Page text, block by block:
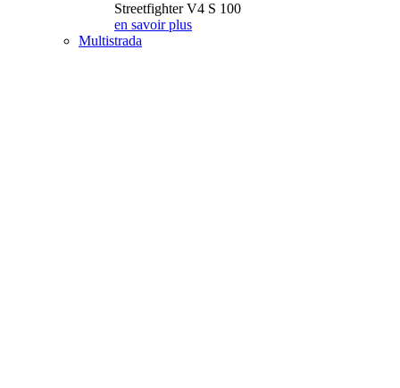
Streetfighter V4 S 100
en savoir plus
Multistrada